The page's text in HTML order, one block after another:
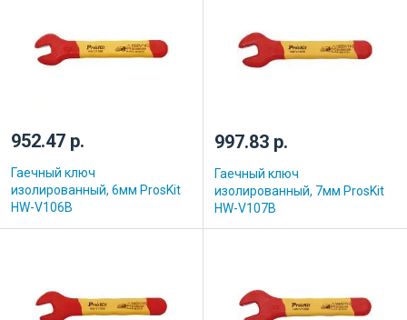
952.47 р.
Гаечный ключ
изолированный, 6мм ProsKit
HW-V106B
997.83 р.
Гаечный ключ
изолированный, 7мм ProsKit
HW-V107B